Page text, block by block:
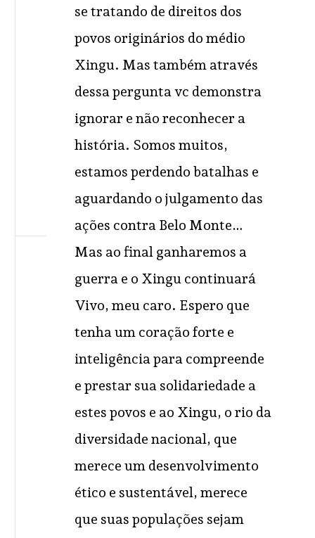
se tratando de direitos dos
povos originários do médio
Xingu. Mas também através
dessa pergunta vc demonstra
ignorar e não reconhecer a
história. Somos muitos,
estamos perdendo batalhas e
aguardando o julgamento das
ações contra Belo Monte…
Mas ao final ganharemos a
guerra e o Xingu continuará
Vivo, meu caro. Espero que
tenha um coração forte e
inteligência para compreende
e prestar sua solidariedade a
estes povos e ao Xingu, o rio da
diversidade nacional, que
merece um desenvolvimento
ético e sustentável, merece
que suas populações sejam
Quem somos
Frentes de atuação
Campanhas
Comunicação
Contato
2022 ©© Pedra Pequenina